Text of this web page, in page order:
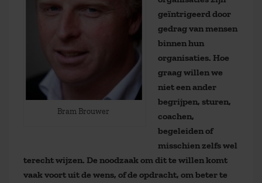
Bram Brouwer
geïntrigeerd door
gedrag van mensen
binnen hun
organisaties. Hoe
graag willen we
niet een ander
begrijpen, sturen,
coachen,
begeleiden of
misschien zelfs wel
terecht wijzen. De noodzaak om dit te willen komt
vaak voort uit de wens, of de opdracht, om beter te